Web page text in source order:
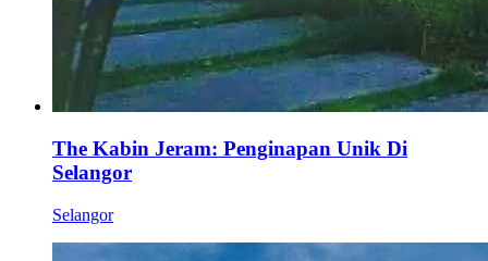
The Kabin Jeram: Penginapan Unik Di
Selangor
Selangor